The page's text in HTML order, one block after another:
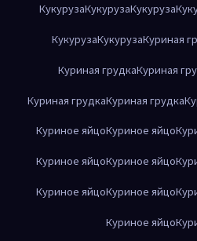
КукурузаКукурузаКукуруза
КукурузаКукурузаКуриная
Куриная грудкаКуриная
Куриная грудкаКуриная грудка
Куриное яйцоКуриное яйцо
Куриное яйцоКуриное яйцо
Куриное яйцоКуриное яйцо
Куриное яйцо